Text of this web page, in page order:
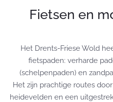
Fietsen en
Het Drents-Friese Wold
fietspaden: verharde
(schelpenpaden) en
Het zijn prachtige routes
heidevelden en een